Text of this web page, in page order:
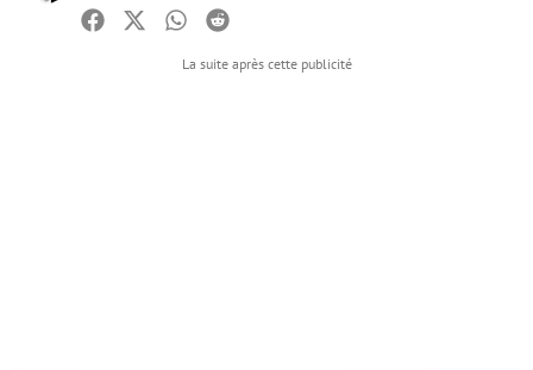
Facebook
TwitterWhatsapp
Reddit